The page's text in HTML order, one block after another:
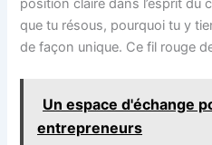
position claire dans l’esprit du
que tu résous, pourquoi tu y
de façon unique. Ce fil rouge
Un espace d'échange
entrepreneurs